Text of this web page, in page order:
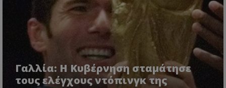
Γαλλία: Η Κυβέρνηση σταμάτησε
τους ελέγχους ντόπινγκ της